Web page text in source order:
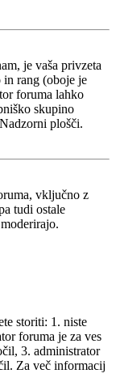
je vaša privzeta
in rang (oboje je
foruma lahko
skupino
plošči.
vključno z
tudi ostale
storiti: 1. niste
foruma je za ves
3. administrator
Za več informacij